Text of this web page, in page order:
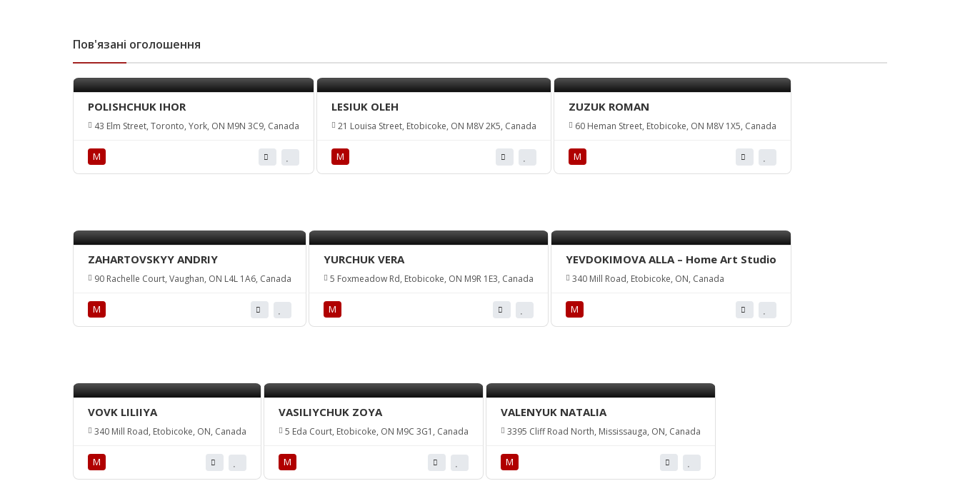
Пов'язані оголошення
POLISHCHUK IHOR
43 Elm Street, Toronto, York, ON M9N 3C9, Canada
М
LESIUK OLEH
21 Louisa Street, Etobicoke, ON M8V 2K5, Canada
М
ZUZUK ROMAN
60 Heman Street, Etobicoke, ON M8V 1X5, Canada
М
ZAHARTOVSKYY ANDRIY
90 Rachelle Court, Vaughan, ON L4L 1A6, Canada
М
YURCHUK VERA
5 Foxmeadow Rd, Etobicoke, ON M9R 1E3, Canada
М
YEVDOKIMOVA ALLA – Home Art Studio
340 Mill Road, Etobicoke, ON, Canada
М
VOVK LILIIYA
340 Mill Road, Etobicoke, ON, Canada
М
VASILIYCHUK ZOYA
5 Eda Court, Etobicoke, ON M9C 3G1, Canada
М
VALENYUK NATALIA
3395 Cliff Road North, Mississauga, ON, Canada
М